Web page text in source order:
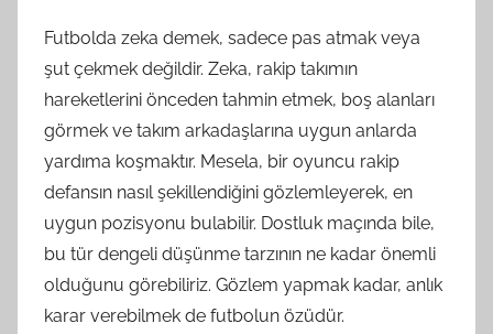
Futbolda zeka demek, sadece pas atmak veya
şut çekmek değildir. Zeka, rakip takımın
hareketlerini önceden tahmin etmek, boş alanları
görmek ve takım arkadaşlarına uygun anlarda
yardıma koşmaktır. Mesela, bir oyuncu rakip
defansın nasıl şekillendiğini gözlemleyerek, en
uygun pozisyonu bulabilir. Dostluk maçında bile,
bu tür dengeli düşünme tarzının ne kadar önemli
olduğunu görebiliriz. Gözlem yapmak kadar, anlık
karar verebilmek de futbolun özüdür.